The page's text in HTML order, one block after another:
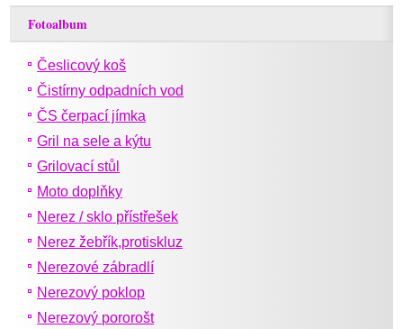
Fotoalbum
Česlicový koš
Čistírny odpadních vod
ČS čerpací jímka
Gril na sele a kýtu
Grilovací stůl
Moto doplňky
Nerez / sklo přístřešek
Nerez žebřík,protiskluz
Nerezové zábradlí
Nerezový poklop
Nerezový pororošt